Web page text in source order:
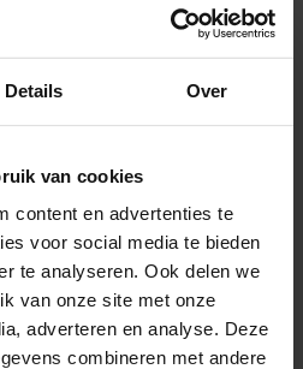
Details Over
van cookies
content en advertenties te
voor social media te bieden
te analyseren. Ook delen we
van onze site met onze
adverteren en analyse. Deze
combineren met andere
Stapeldorpeldeur dubbel
:2x 750x2060mm
mooie stapeldorpeldeur is gemaakt
Douglas hout. D...
in webshop
geen standaard voorraad
Let op, de
is op dit moment
5 a 10 werkdagen.
Bekijken